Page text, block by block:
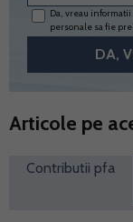
Da, vreau
personale sa fie
Articole pe
Contributii pfa